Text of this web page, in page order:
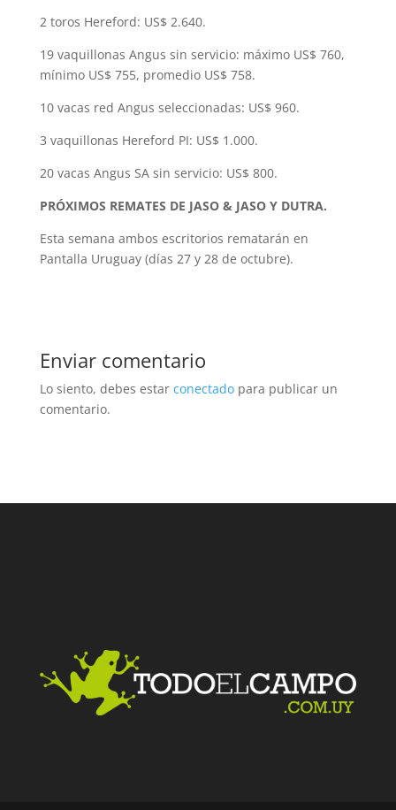
2 toros Hereford: US$ 2.640.
19 vaquillonas Angus sin servicio: máximo US$ 760,
mínimo US$ 755, promedio US$ 758.
10 vacas red Angus seleccionadas: US$ 960.
3 vaquillonas Hereford PI: US$ 1.000.
20 vacas Angus SA sin servicio: US$ 800.
PRÓXIMOS REMATES DE JASO & JASO Y DUTRA.
Esta semana ambos escritorios rematarán en
Pantalla Uruguay (días 27 y 28 de octubre).
Enviar comentario
Lo siento, debes estar conectadopara publicar un
comentario.
Facebook